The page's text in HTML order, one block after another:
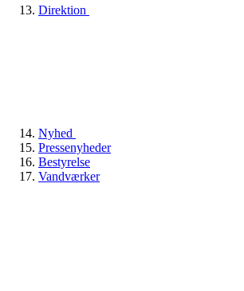
Direktion
Nyhed
Pressenyheder
Bestyrelse
Vandværker